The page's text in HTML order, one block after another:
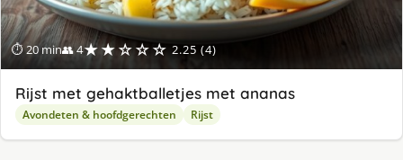
⏱ 20 min👥 4★★☆☆☆ 2.25 (4)
Rijst met gehaktballetjes met ananas
Avondeten & hoofdgerechten Rijst